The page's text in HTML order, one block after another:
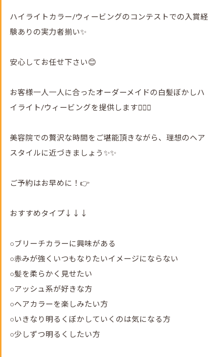
ハイライトカラー/ウィービングのコンテストでの入賞経
験ありの実力者揃い✨
安心してお任せ下さい😊
お客様一人一人に合ったオーダーメイドの白髪ぼかしハ
イライト/ウィービングを提供します💇‍♀️✨
美容院での贅沢な時間をご堪能頂きながら、理想のヘア
スタイルに近づきましょう✨✨
ご予約はお早めに！👉
おすすめタイプ↓↓↓
○ブリーチカラーに興味がある
○赤みが強くいつもなりたいイメージにならない
○髪を柔らかく見せたい
○アッシュ系が好きな方
○ヘアカラーを楽しみたい方
○いきなり明るくぼかしていくのは気になる方
○少しずつ明るくしたい方